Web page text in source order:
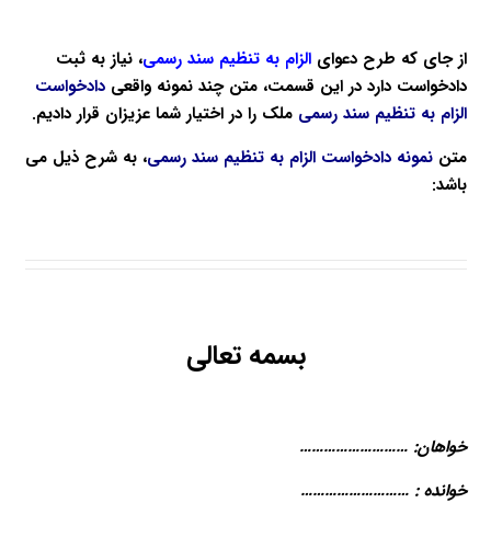
از جای که طرح دعوایالزام به تنظیم سند رسمی، نیاز به ثبت
دادخواست دارد در این قسمت، متن چند نمونه واقعیدادخواست
الزام به تنظیم سند رسمی ملک را در اختیار شما عزیزان قرار دادیم.
متننمونه دادخواست الزام به تنظیم سند رسمی، به شرح ذیل می
باشد:
بسمه تعالی
خواهان: ………………………
خوانده : ………………………